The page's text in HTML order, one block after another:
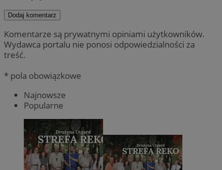
Dodaj komentarz
Komentarze są prywatnymi opiniami użytkowników.
Wydawca portalu nie ponosi odpowiedzialności za
treść.
* pola obowiązkowe
Najnowsze
Popularne